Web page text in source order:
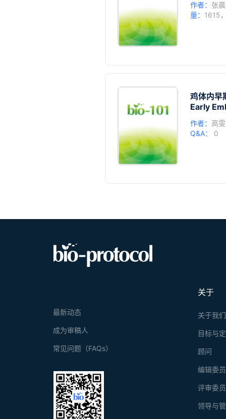
作者： 张晨
量： 1615
鸡体内早
Early
作者： 高雯
Q&A：
0
关于
关于我们
目标与
顾问
编辑委
评审委
领导与
最新动态
成为审稿人
常见问题（FAQs）